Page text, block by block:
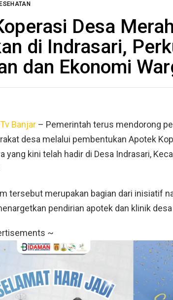
Desa
di Indrasari,
dan Ekonomi
Banjar – Pemerintah terus mendorong
desa melalui pembentukan Apotek
yang kini telah hadir di Desa Indrasari,
tersebut merupakan bagian dari inisiatif
pendirian apotek dan klinik
~